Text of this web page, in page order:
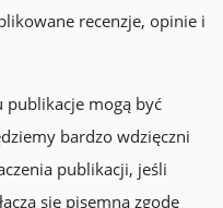
recenzje, opinie i
mogą być
bardzo wdzięczni
publikacji, jeśli
się pisemną zgodę